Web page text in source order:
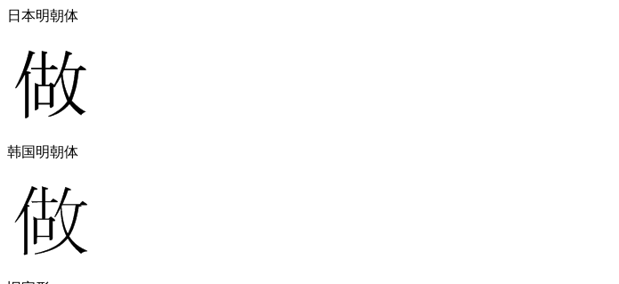
日本明朝体
韩国明朝体